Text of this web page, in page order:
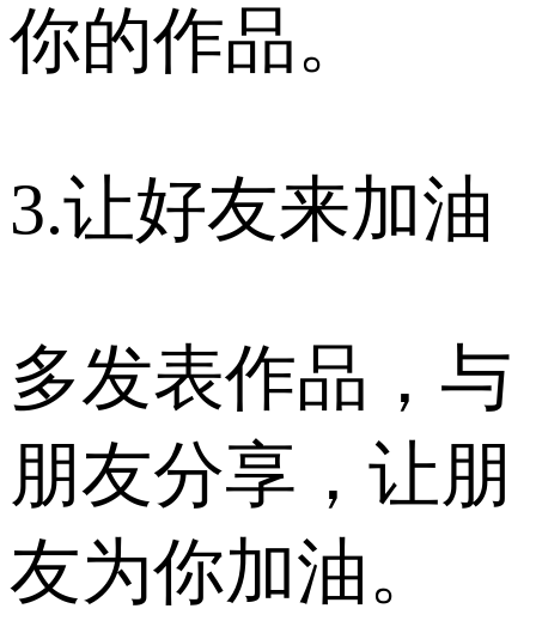
你的作品。
3.让好友来加油
多发表作品，与
朋友分享，让朋
友为你加油。